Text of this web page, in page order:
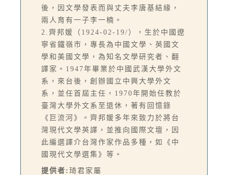
後，因文學發表而與丈夫李唐基結緣，
兩人育有一子李一楠。
2.齊邦媛（1924-02-19/），生於中國遼
寧省鐵嶺市，專長為中國文學、英國文
學和美國文學，為知名文學研究者、翻
譯家。1947年畢業於中國武漢大學外文
系，來台後，創辦國立中興大學外文
系，並任首屆主任，1970年開始任教於
臺灣大學外文系至退休，著有回憶錄
《巨流河》。齊邦媛多年來致力於將台
灣現代文學英譯，並推向國際文壇，因
此編選譯介台灣作家作品多種，如《中
國現代文學選集》等。
提供者: 琦君家屬